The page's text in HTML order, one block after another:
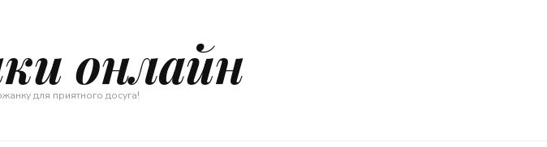
онлайн
для приятного досуга!